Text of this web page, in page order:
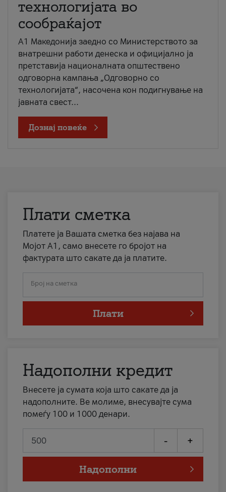
технологијата во
сообраќајот
A1 Македонија заедно со Министерството за
внатрешни работи денеска и официјално ја
претставија националната општествено
одговорна кампања „Одговорно со
технологијата“, насочена кон подигнување на
јавната свест...
Дознај повеќе
Плати сметка
Платете ја Вашата сметка без најава на
Мојот А1, само внесете го бројот на
фактурата што сакате да ја платите.
Број на сметка
Плати
Надополни кредит
Внесете ја сумата која што сакате да ја
надополните. Ве молиме, внесувајте сума
помеѓу 100 и 1000 денари.
- +
Надополни